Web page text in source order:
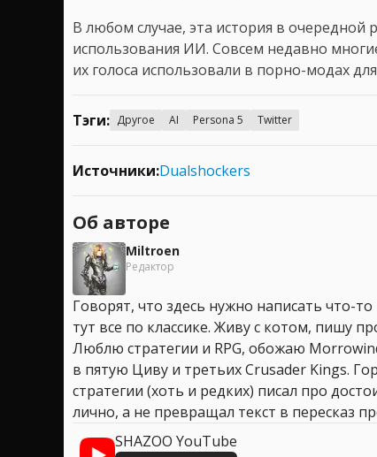
В любом случае, эта история в очередной
использования ИИ. Совсем недавно
их голоса использовали в порно-модах
Тэги: Другое AI Persona 5 Twitter
Источники:Dualshockers
Об авторе
Miltroen
Редактор
Говорят, что здесь нужно написать что-
тут все по классике. Живу с котом, пишу
Люблю стратегии и RPG, обожаю
в пятую Циву и третьих Crusader Kings.
стратегии (хоть и редких) писал про
лично, а не превращал текст в пересказ
SHAZOO YouTube